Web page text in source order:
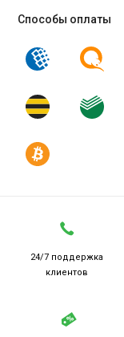
Способы оплаты
24/7 поддержка
клиентов